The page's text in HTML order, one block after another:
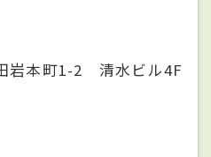
岩本町1-2 清水ビル4F